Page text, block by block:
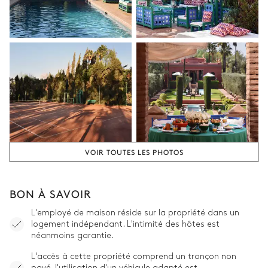
VOIR TOUTES LES PHOTOS
BON À SAVOIR
L'employé de maison réside sur la propriété dans un
logement indépendant. L'intimité des hôtes est
néanmoins garantie.
L'accès à cette propriété comprend un tronçon non